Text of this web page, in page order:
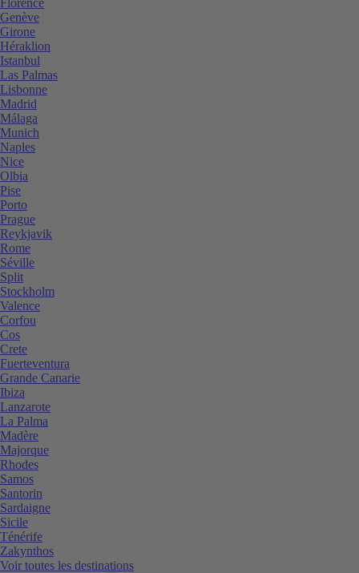
Genève
Girone
Héraklion
Istanbul
Las Palmas
Lisbonne
Madrid
Málaga
Munich
Naples
Nice
Olbia
Pise
Porto
Prague
Reykjavik
Rome
Séville
Split
Stockholm
Valence
Corfou
Cos
Crete
Fuerteventura
Grande Canarie
Ibiza
Lanzarote
La Palma
Madère
Majorque
Rhodes
Samos
Santorin
Sardaigne
Sicile
Ténérife
Zakynthos
Voir toutes les destinations